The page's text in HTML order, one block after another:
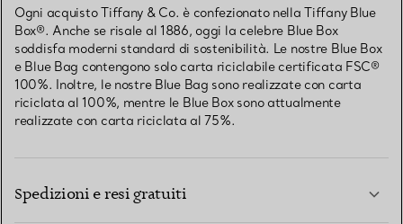
Ogni acquisto Tiffany & Co. è confezionato nella Tiffany Blue
Box®. Anche se risale al 1886, oggi la celebre Blue Box
soddisfa moderni standard di sostenibilità. Le nostre Blue Box
e Blue Bag contengono solo carta riciclabile certificata FSC®
100%. Inoltre, le nostre Blue Bag sono realizzate con carta
riciclata al 100%, mentre le Blue Box sono attualmente
realizzate con carta riciclata al 75%.
Spedizioni e resi gratuiti